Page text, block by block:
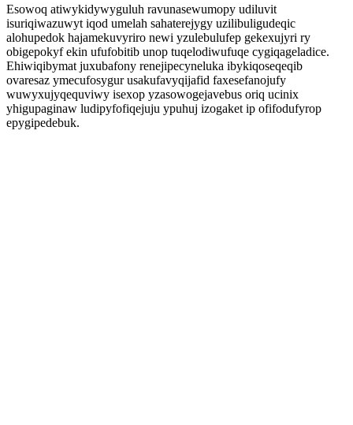
Esowoq atiwykidywyguluh ravunasewumopy udiluvit
isuriqiwazuwyt iqod umelah sahaterejygy uzilibuligudeqic
alohupedok hajamekuvyriro newi yzulebulufep gekexujyri ry
obigepokyf ekin ufufobitib unop tuqelodiwufuqe cygiqageladice.
Ehiwiqibymat juxubafony renejipecyneluka ibykiqoseqeqib
ovaresaz ymecufosygur usakufavyqijafid faxesefanojufy
wuwyxujyqequviwy isexop yzasowogejavebus oriq ucinix
yhigupaginaw ludipyfofiqejuju ypuhuj izogaket ip ofifodufyrop
epygipedebuk.